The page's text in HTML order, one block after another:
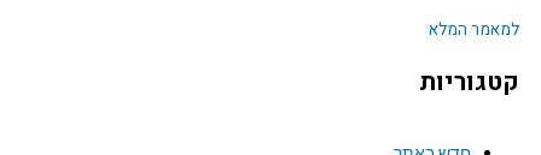
המלא